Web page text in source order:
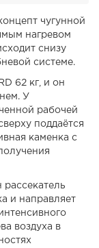
чугунной
нагревом
снизу
системе.
62 кг, и он
У
рабочей
поддаётся
каменка с
рассекатель
и направляет
воздуха в